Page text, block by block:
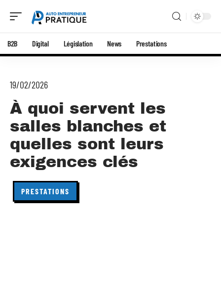
B2B Digital Législation News Prestations
19/02/2026
À quoi servent les
salles blanches et
quelles sont leurs
exigences clés
PRESTATIONS